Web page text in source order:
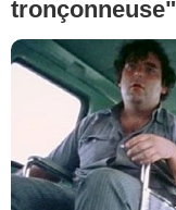
tronçonneuse"